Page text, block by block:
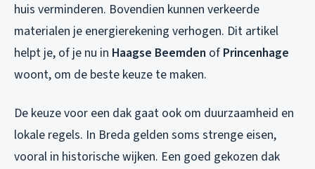
huis verminderen. Bovendien kunnen verkeerde
materialen je energierekening verhogen. Dit artikel
helpt je, of je nu in Haagse Beemden of Princenhage
woont, om de beste keuze te maken.
De keuze voor een dak gaat ook om duurzaamheid en
lokale regels. In Breda gelden soms strenge eisen,
vooral in historische wijken. Een goed gekozen dak